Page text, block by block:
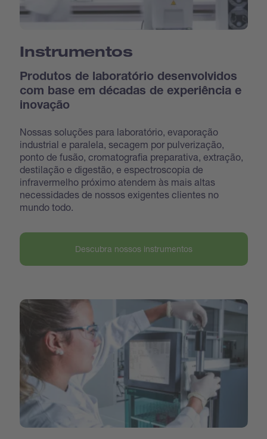
Instrumentos
Produtos de laboratório desenvolvidos
com base em décadas de experiência e
inovação
Nossas soluções para laboratório, evaporação
industrial e paralela, secagem por pulverização,
ponto de fusão, cromatografia preparativa, extração,
destilação e digestão, e espectroscopia de
infravermelho próximo atendem às mais altas
necessidades de nossos exigentes clientes no
mundo todo.
Descubra nossos instrumentos